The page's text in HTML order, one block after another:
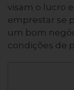
visam o lucro
emprestar se
um bom
condições de